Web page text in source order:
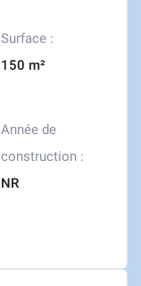
Surface :
150 m²
Année de
construction :
NR